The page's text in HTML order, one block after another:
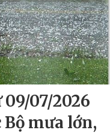
07/2026
Bộ mưa lớn,